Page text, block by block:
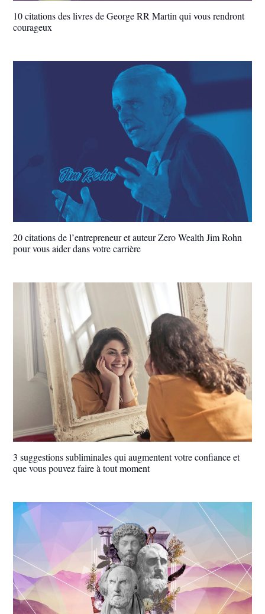
10 citations des livres de George RR Martin qui vous rendront
courageux
20 citations de l’entrepreneur et auteur Zero Wealth Jim Rohn
pour vous aider dans votre carrière
3 suggestions subliminales qui augmentent votre confiance et
que vous pouvez faire à tout moment